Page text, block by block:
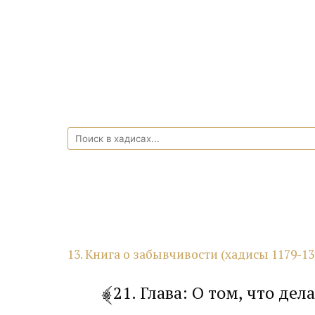
13. Книга о забывчивости (хадисы 1179-
21. Глава: О том, что